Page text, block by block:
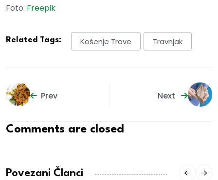
Foto: Freepik
Related Tags: Košenje Trave Travnjak
Prev Next
Comments are closed
Povezani Članci